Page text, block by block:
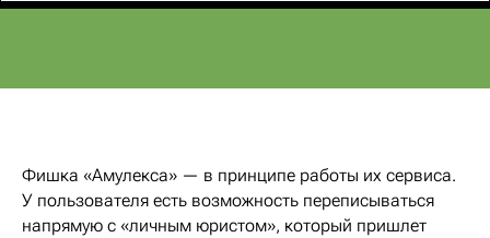
Фишка «Амулекса» — в принципе работы их сервиса.
У пользователя есть возможность переписываться
напрямую с «личным юристом», который пришлет